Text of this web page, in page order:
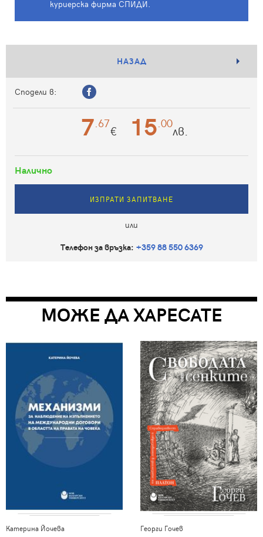
куриерска фирма СПИДИ.
НАЗАД
Сподели в:
7 .67€ 15 .00лв.
Налично
ИЗПРАТИ ЗАПИТВАНЕ
или
Телефон за връзка: +359 88 550 6369
МОЖЕ ДА ХАРЕСАТЕ
Катерина Йочева Георги Гочев